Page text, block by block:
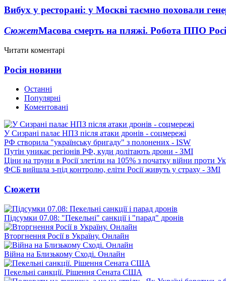
Вибух у ресторані: у Москві таємно поховали
СюжетМасова смерть на пляжі. Робота ППО
Читати коментарі
Росія новини
Останні
Популярні
Коментовані
У Сизрані палає НПЗ після атаки дронів - соцмережі
РФ створила "українську бригаду" з полонених - ISW
Путін уникає регіонів РФ, куди долітають дрони - ЗМІ
Ціни на труни в Росії злетіли на 105% з початку війни проти
ФСБ вийшла з-під контролю, еліти Росії живуть у страху - ЗМІ
Сюжети
Підсумки 07.08: "Пекельні" санкції і "парад" дронів
Вторгнення Росії в Україну. Онлайн
Війна на Близькому Сході. Онлайн
Пекельні санкції. Рішення Сената США